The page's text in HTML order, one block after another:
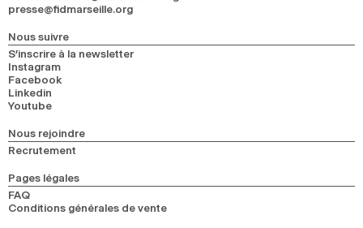
presse@fidmarseille.org
Nous suivre
S’inscrire à la newsletter
Instagram
Facebook
Linkedin
Youtube
Nous rejoindre
Recrutement
Pages légales
FAQ
Conditions générales de vente